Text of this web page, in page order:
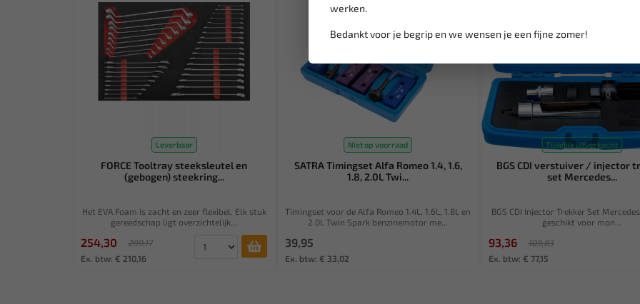
werken.
Bedankt voor je begrip en we wensen je een fijne zomer!
Leverbaar
FORCE Tooltray steeksleutel en
(gebogen) steekring...
Het EVA Foam is zacht en zeer flexibel. Elk stuk
gereedschap ligt overzichtelijk...
254,30
299,17
Ex. btw: € 210,16
Niet op voorraad
SATRA Timingset Alfa Romeo 1.4, 1.6,
1.8, 2.0L Twi...
Timingset voor de Alfa Romeo 1.4L, 1.6L, 1.8L en
2.0L Twin Spark benzinemotor me...
39,95
Ex. btw: € 33,02
Tijdelijk uitverkocht
BGS CDI verstuiver / injector
set Mercedes...
BGS CDI Injector Trekker Set
geschikt voor mon...
93,36
109,83
Ex. btw: € 77,15